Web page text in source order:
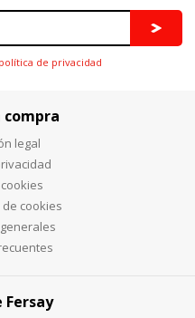
política de privacidad
compra
legal
cookies
Fersay